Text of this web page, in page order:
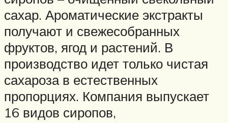
сахар. Ароматические экстракты
получают и свежесобранных
фруктов, ягод и растений. В
производство идет только чистая
сахароза в естественных
пропорциях. Компания выпускает
16 видов сиропов,